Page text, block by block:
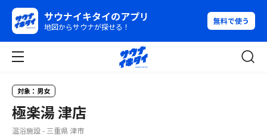
サウナイキタイのアプリ
地図からサウナが探せる！
無料で使う
対象：男女
極楽湯 津店
温浴施設 - 三重県 津市